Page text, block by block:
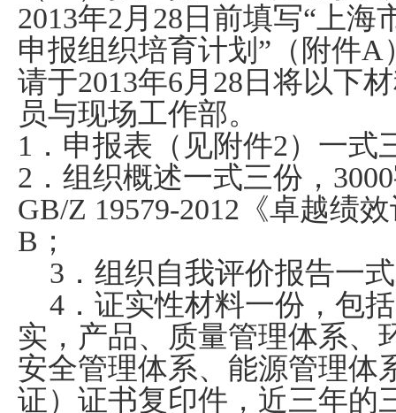
2013年2月 28 日前填写“上海
申报组织培育计划”（附件A
请于2013年6月 28 日将以下
员与现场工作部。
1 ．申报表（见附件2）一式
2 ．组织概述一式三份， 3000
GB/Z 19579-2012 《卓越绩
B ；
3 ．组织自我评价报告一
4 ．证实性材料一份，包
实，产品、质量管理体系、
安全管理体系、能源管理体
证）证书复印件，近三年的